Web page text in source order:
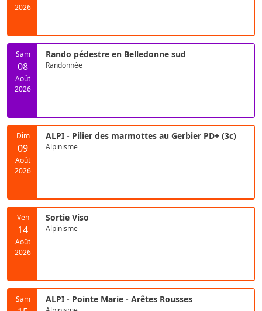
2026
Sam
08
Août
2026
Rando pédestre en Belledonne sud
Randonnée
Dim
09
Août
2026
ALPI - Pilier des marmottes au Gerbier PD+ (3c)
Alpinisme
Ven
14
Août
2026
Sortie Viso
Alpinisme
Sam ALPI - Pointe Marie - Arêtes Rousses